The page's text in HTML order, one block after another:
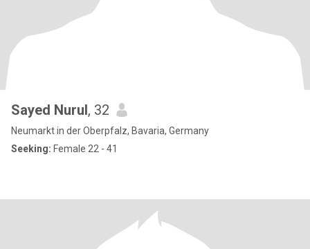
Sayed Nurul, 32
Neumarkt in der Oberpfalz, Bavaria, Germany
Seeking: Female 22 - 41